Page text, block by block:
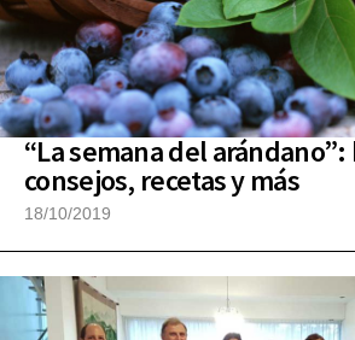
“La semana del
consejos, recetas y más
18/10/2019